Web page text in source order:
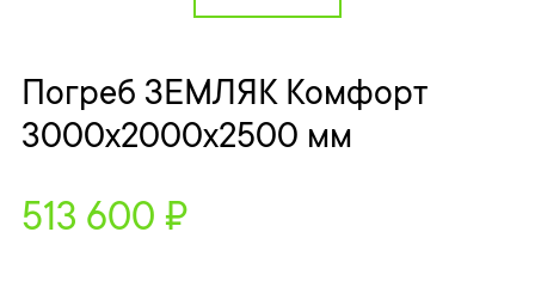
Погреб ЗЕМЛЯК Комфорт
3000x2000x2500 мм
513 600 ₽